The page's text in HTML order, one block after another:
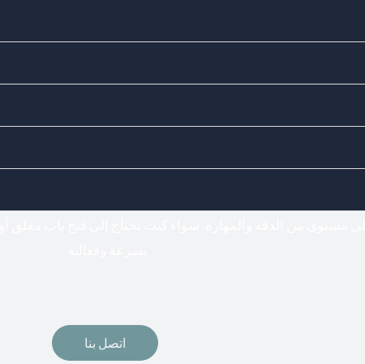
Doors Locks - اختيارك المناسب لفتح وتركيب جميع أنواع الأقفال
مستوى من الدقة والمهارة. سواء كنت تحتاج إلى فتح باب مغلق
اتصل بنا